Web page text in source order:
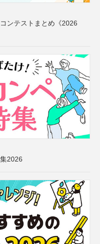
ンテストまとめ《2026
2026